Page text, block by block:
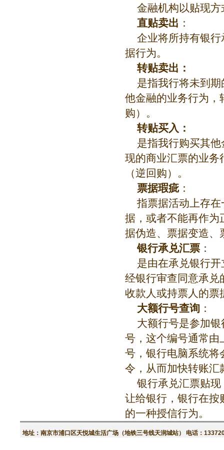
金融机构以贴现
直贴卖出 ：
企业将所持有银
据行为。
转贴卖出：
是指我行将未到
他金融的业务行为，
购）。
转贴买入：
是指我行购买其
现的商业汇票的业务
（逆回购）。
票据瑕疵：
指票据活动上存
据，或者不能再作为
据伪造、票据变造、
银行承兑汇票 ：
是由在承兑银行
经银行审查同意承兑
收款人或持票人的票
大额行号查询 ：
大额行号是参加
号，这个编号通常由
号，银行电脑系统将
令，从而加快转账汇
银行承兑汇票贴
让给银行，银行在按
的一种授信行为。
地址：南京市浦口区天悦城生活广场（地铁三号线天润城站） 电话：